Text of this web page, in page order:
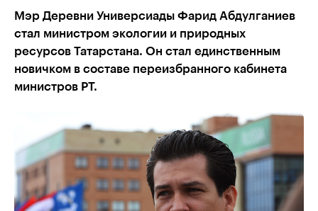
Мэр Деревни Универсиады Фарид Абдулганиев
стал министром экологии и природных
ресурсов Татарстана. Он стал единственным
новичком в составе переизбранного кабинета
министров РТ.